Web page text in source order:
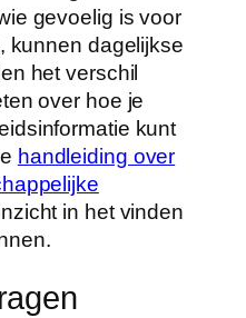
gevoelig is voor
kunnen dagelijkse
het verschil
over hoe je
kunt
handleiding over
in het vinden